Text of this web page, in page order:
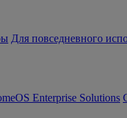
Для повседневного
Enterprise Solutions